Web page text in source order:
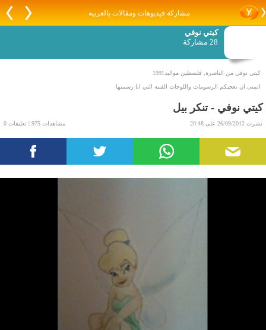
مشاركة فيديوهات ومقالات بالعربية
كيتي نوفي
28 مشاركة
كيتي نوفي من الناصرة, فلسطين مواليد1991
اتمنى ان تعجبكم الرسومات واللوحات الفنيه التي انا رسمتها
كيتي نوفي - تنكر بيل
نشرت 26/09/2012 على 20:48 مشاهدات 975 | تعليقات 0